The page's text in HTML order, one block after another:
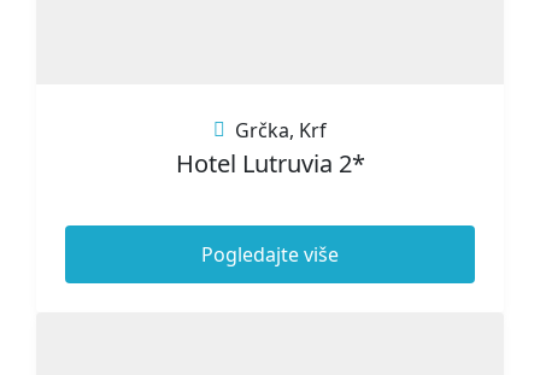
Grčka, Krf
Hotel Lutruvia 2*
Pogledajte više